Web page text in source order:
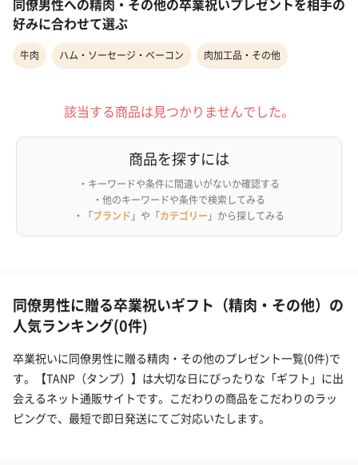
同僚男性への精肉・その他の卒業祝いプレゼントを相手の
好みに合わせて選ぶ
牛肉 ハム・ソーセージ・ベーコン 肉加工品・その他
該当する商品は見つかりませんでした。
商品を探すには
・キーワードや条件に間違いがないか確認する
・他のキーワードや条件で検索してみる
・「ブランド 」や「カテゴリー 」から探してみる
同僚男性に贈る卒業祝いギフト（精肉・その他）の
人気ランキング(0件)
卒業祝いに同僚男性に贈る精肉・その他のプレゼント一覧(0件)で
す。【TANP（タンプ）】は大切な日にぴったりな「ギフト」に出
会えるネット通販サイトです。こだわりの商品をこだわりのラッ
ピングで、最短で即日発送にてご対応いたします。